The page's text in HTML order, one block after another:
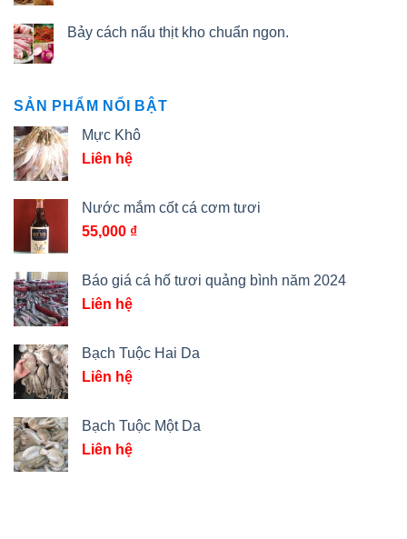
Bảy cách nấu thịt kho chuẩn ngon.
SẢN PHẨM NỔI BẬT
Mực Khô
Liên hệ
Nước mắm cốt cá cơm tươi
55,000 ₫
Báo giá cá hố tươi quảng bình năm 2024
Liên hệ
Bạch Tuộc Hai Da
Liên hệ
Bạch Tuộc Một Da
Liên hệ